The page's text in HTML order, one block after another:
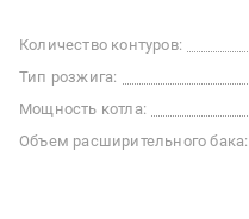
Количество контуров:
Тип розжига:
Мощность котла:
Объем расширительного бака: